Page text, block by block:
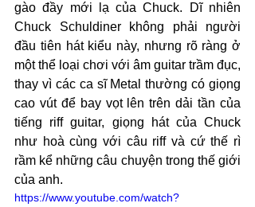
gào đầy mới lạ của Chuck. Dĩ nhiên
Chuck Schuldiner không phải người
đầu tiên hát kiểu này, nhưng rõ ràng ở
một thể loại chơi với âm guitar trầm đục,
thay vì các ca sĩ Metal thường có giọng
cao vút để bay vọt lên trên dải tần của
tiếng riff guitar, giọng hát của Chuck
như hoà cùng với câu riff và cứ thế rì
rầm kể những câu chuyện trong thế giới
của anh.
https://www.youtube.com/watch?